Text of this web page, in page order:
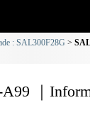
: SAL300F28G
｜